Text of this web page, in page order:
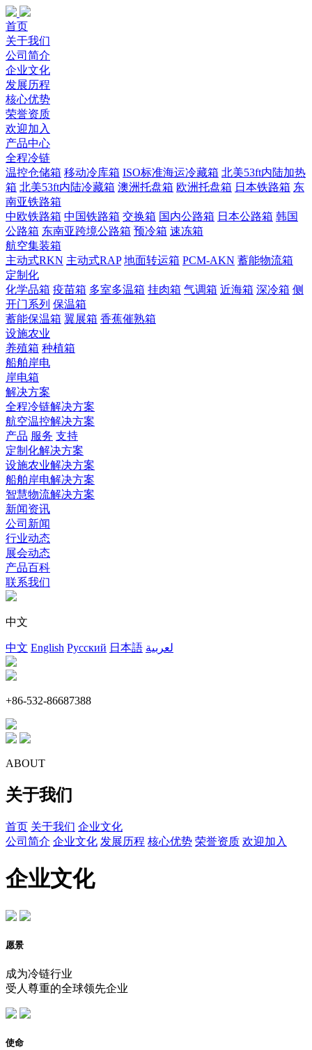
首页
关于我们
公司简介
企业文化
发展历程
核心优势
荣誉资质
欢迎加入
产品中心
全程冷链
温控仓储箱 移动冷库箱 ISO标准海运冷藏箱 北美53ft内陆加热
箱 北美53ft内陆冷藏箱 澳洲托盘箱 欧洲托盘箱 日本铁路箱 东
南亚铁路箱
中欧铁路箱 中国铁路箱 交换箱 国内公路箱 日本公路箱 韩国
公路箱 东南亚跨境公路箱 预冷箱 速冻箱
航空集装箱
主动式RKN 主动式RAP 地面转运箱 PCM-AKN 蓄能物流箱
定制化
化学品箱 疫苗箱 多室多温箱 挂肉箱 气调箱 近海箱 深冷箱 侧
开门系列 保温箱
蓄能保温箱 翼展箱 香蕉催熟箱
设施农业
养殖箱 种植箱
船舶岸电
岸电箱
解决方案
全程冷链解决方案
航空温控解决方案
产品 服务 支持
定制化解决方案
设施农业解决方案
船舶岸电解决方案
智慧物流解决方案
新闻资讯
公司新闻
行业动态
展会动态
产品百科
联系我们
中文
中文 English Русский 日本語 لعربية
+86-532-86687388
ABOUT
关于我们
首页 关于我们 企业文化
公司简介 企业文化 发展历程 核心优势 荣誉资质 欢迎加入
企业文化
愿景
成为冷链行业
受人尊重的全球领先企业
使命